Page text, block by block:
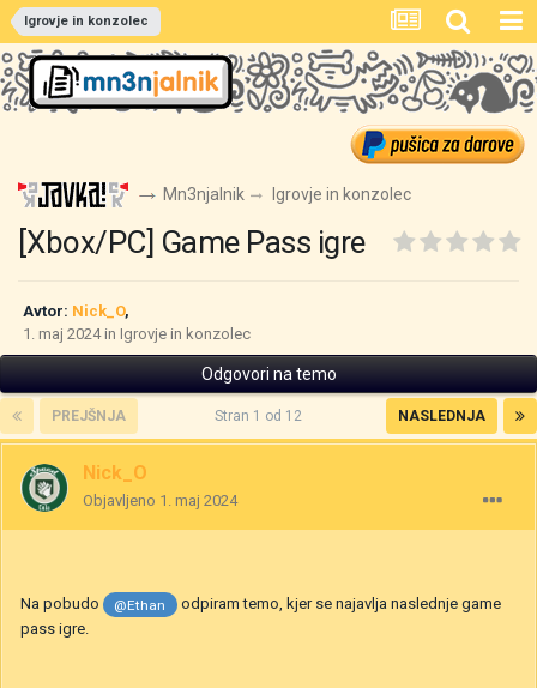
Igrovje in konzolec
Mn3njalnik Igrovje in konzolec
[Xbox/PC] Game Pass igre
Avtor: Nick_O,
1. maj 2024in Igrovje in konzolec
Odgovori na temo
PREJŠNJA NASLEDNJA
Stran 1 od 12
Nick_O
Objavljeno 1. maj 2024
Na pobudo @Ethan
odpiram temo, kjer se najavlja naslednje game
pass igre.